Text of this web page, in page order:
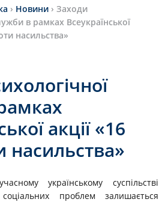
› Новини › Заходи
в рамках Всеукраїнської
насильства»
акції «16
насильства»
українському суспільстві
проблем залишається